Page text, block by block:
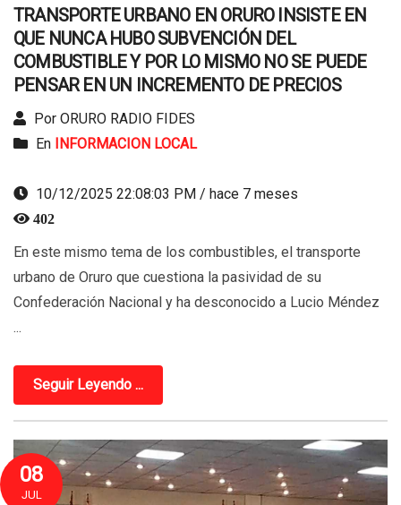
TRANSPORTE URBANO EN ORURO INSISTE EN
QUE NUNCA HUBO SUBVENCIÓN DEL
COMBUSTIBLE Y POR LO MISMO NO SE PUEDE
PENSAR EN UN INCREMENTO DE PRECIOS
Por ORURO RADIO FIDES
En INFORMACION LOCAL
10/12/2025 22:08:03 PM / hace 7 meses
402
En este mismo tema de los combustibles, el transporte
urbano de Oruro que cuestiona la pasividad de su
Confederación Nacional y ha desconocido a Lucio Méndez
...
Seguir Leyendo ...
08
JUL